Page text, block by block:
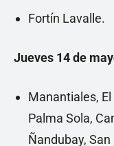
Fortín Lavalle.
Jueves 14 de
Manantiales,
Palma Sola,
Ñandubay,